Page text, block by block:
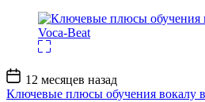
Дата
записи
12 месяцев назад
Ключевые плюсы обучения вокалу